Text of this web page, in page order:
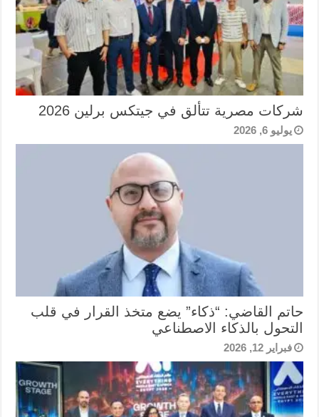
شركات مصرية تتألق في جيتكس برلين 2026
يوليو 6, 2026
حاتم القاضي: “ذكاء” يضع متخذ القرار في قلب
التحول بالذكاء الاصطناعي
فبراير 12, 2026